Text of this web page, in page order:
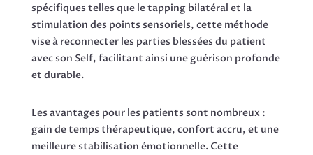
spécifiques telles que le tapping bilatéral et la
stimulation des points sensoriels, cette méthode
vise à reconnecter les parties blessées du patient
avec son Self, facilitant ainsi une guérison profonde
et durable.
Les avantages pour les patients sont nombreux :
gain de temps thérapeutique, confort accru, et une
meilleure stabilisation émotionnelle. Cette